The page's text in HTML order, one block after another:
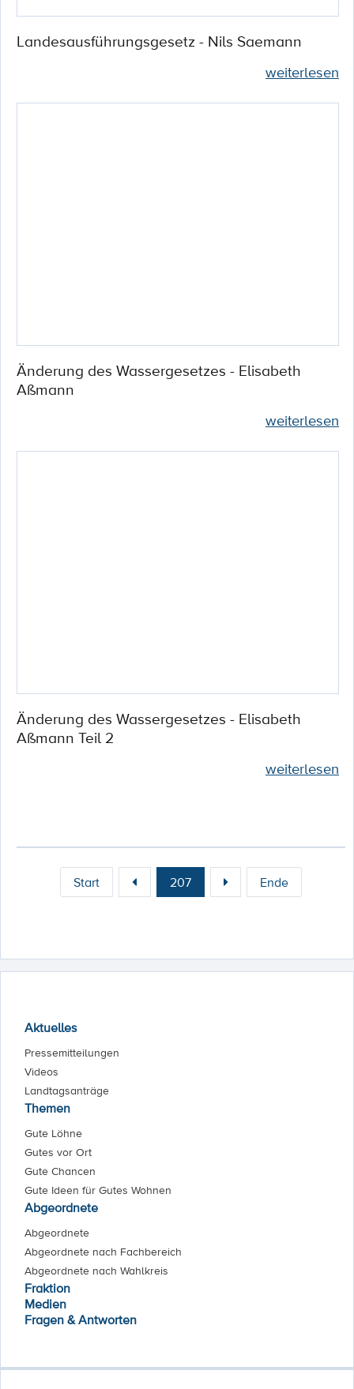
Landesausführungsgesetz - Nils Saemann
weiterlesen
Änderung des Wassergesetzes - Elisabeth
Aßmann
weiterlesen
Änderung des Wassergesetzes - Elisabeth
Aßmann Teil 2
weiterlesen
Start 207 Ende
Aktuelles
Pressemitteilungen
Videos
Landtagsanträge
Themen
Gute Löhne
Gutes vor Ort
Gute Chancen
Gute Ideen für Gutes Wohnen
Abgeordnete
Abgeordnete
Abgeordnete nach Fachbereich
Abgeordnete nach Wahlkreis
Fraktion
Medien
Fragen & Antworten